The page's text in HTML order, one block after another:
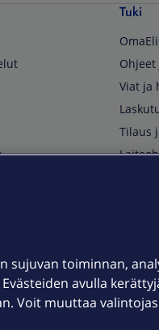
Tuki
Viat ja
Tilaus
sujuvan toiminnan,
avulla
Voit muuttaa